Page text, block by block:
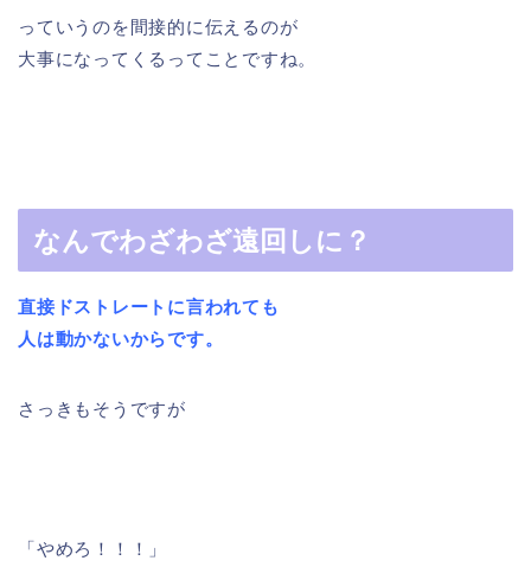
っていうのを間接的に伝えるのが
大事になってくるってことですね。
なんでわざわざ遠回しに？
直接ドストレートに言われても
人は動かないからです。
さっきもそうですが
「やめろ！！！」